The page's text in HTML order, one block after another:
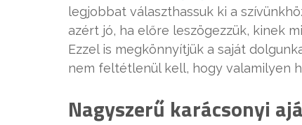
legjobbat választhassuk ki a
azért jó, ha előre leszögezzük, kinek
Ezzel is megkönnyítjük a saját
nem feltétlenül kell, hogy valamilyen
Nagyszerű karácsonyi